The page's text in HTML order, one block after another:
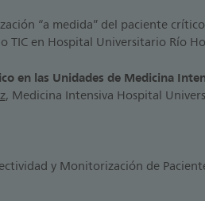
“a medida” del paciente crítico
TIC en Hospital Universitario Río
en las Unidades de Medicina
, Medicina Intensiva Hospital
y Monitorización de